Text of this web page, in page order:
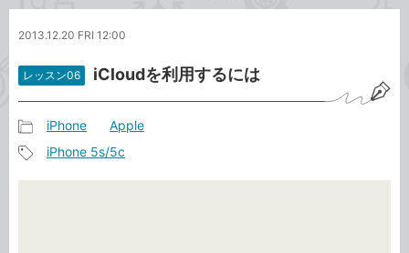
る
ッ
ト
2013.12.20 FRI 12:00
レッスン06 iCloudを利用するには
事
カ
iPhone Apple
iPhone 5s/5c